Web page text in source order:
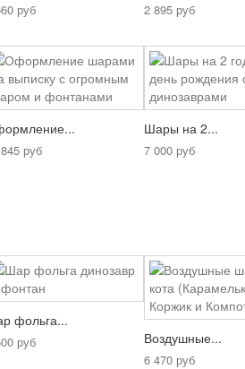
руб 2 895 руб
руб
Шары на 2...
7 000 руб
фольга...
руб Воздушные...
6 470 руб